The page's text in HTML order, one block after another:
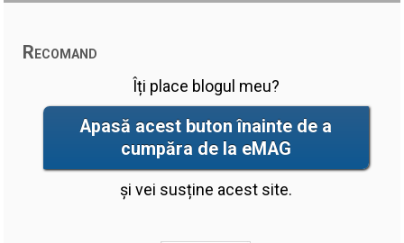
Recomand
Îți place blogul meu?
Apasă acest buton înainte de a
cumpăra de la eMAG
și vei susține acest site.